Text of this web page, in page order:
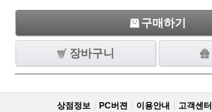
구매하기
장바구니
상점정보 PC버젼 이용안내 고객센터